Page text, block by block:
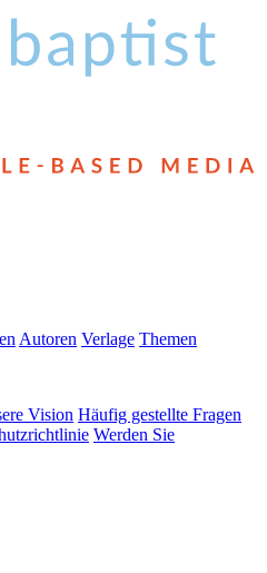
Autoren Verlage Themen
Vision Häufig gestellte Fragen
Werden Sie